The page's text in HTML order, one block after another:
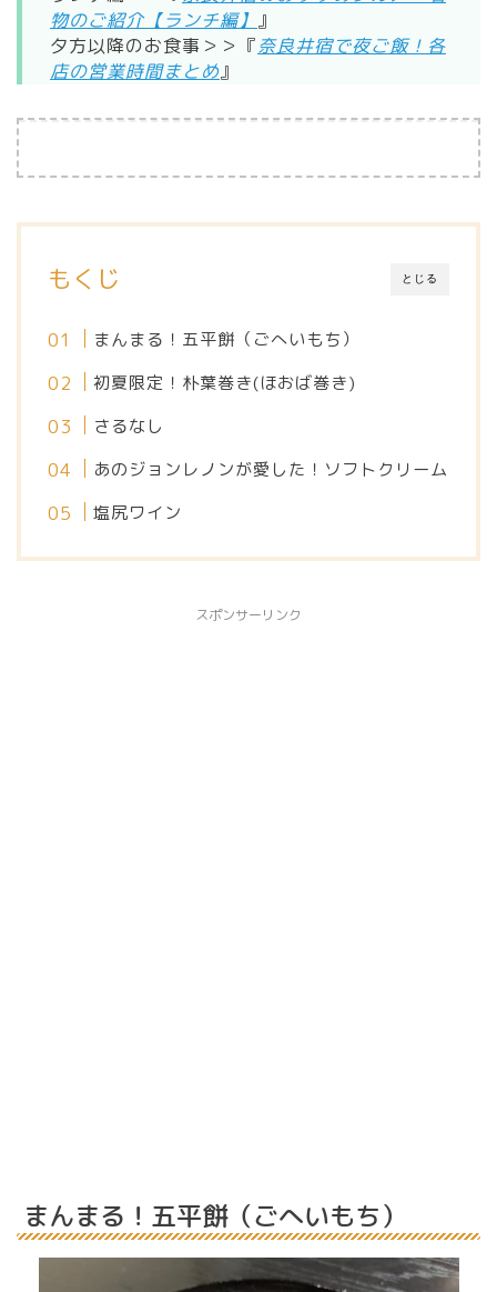
物のご紹介【ランチ編】 』
夕方以降のお食事＞＞『奈良井宿で夜ご飯！各
店の営業時間まとめ』
とじる
もくじ
まんまる！五平餅（ごへいもち）
初夏限定！朴葉巻き(ほおば巻き)
さるなし
あのジョンレノンが愛した！ソフトクリーム
塩尻ワイン
スポンサーリンク
まんまる！五平餅（ごへいもち）